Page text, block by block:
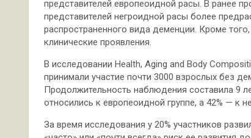
представителей европеоидной расы. В ранее
представителей негроидной расы более
распространенного вида деменции. Кроме
клинические проявления.
В исследовании Health, Aging and Body
принимали участие почти 3000 взрослых без
Продолжительность наблюдения составила 9
относились к европеоидной группе, а 42% — к
За время исследования у 20% участников